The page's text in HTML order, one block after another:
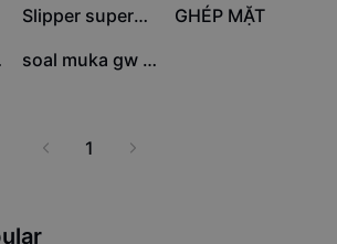
5.7K Slipper superman 5.6K
GHÉP MẶT
2.1K soal muka gw kalah
1